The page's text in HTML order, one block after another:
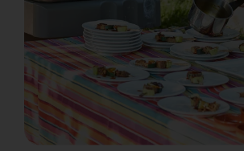
applications des techniques de
permaculture et de la théorie
décroissance à La Bruguera.